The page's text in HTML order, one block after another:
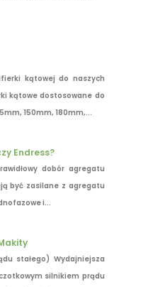
kątowej do naszych
kątowe dostosowane do
150mm, 180mm,...
Endress?
dobór agregatu
być zasilane z agregatu
i...
stałego) Wydajniejsza
silnikiem prądu